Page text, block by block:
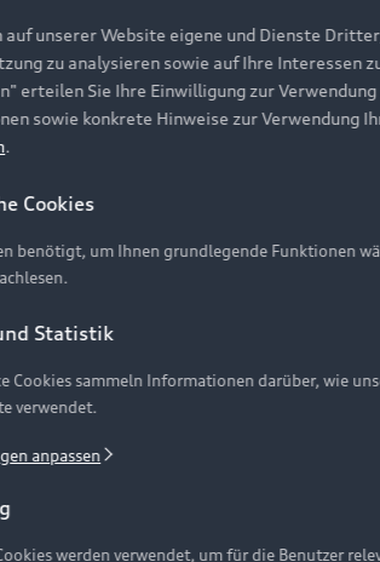
Rechte vorbehalten
Hinweisgebersystem
Darstellung und Anordnung der
unserer Website eigene und Dienste
zu analysieren sowie auf Ihre
erteilen Sie Ihre Einwilligung zur
sowie konkrete Hinweise zur Verwendung
.
Cookies
benötigt, um Ihnen grundlegende Funktionen
Statistik
Cookies sammeln Informationen darüber, wie
verwendet.
anpassen
werden verwendet, um für die Benutzer